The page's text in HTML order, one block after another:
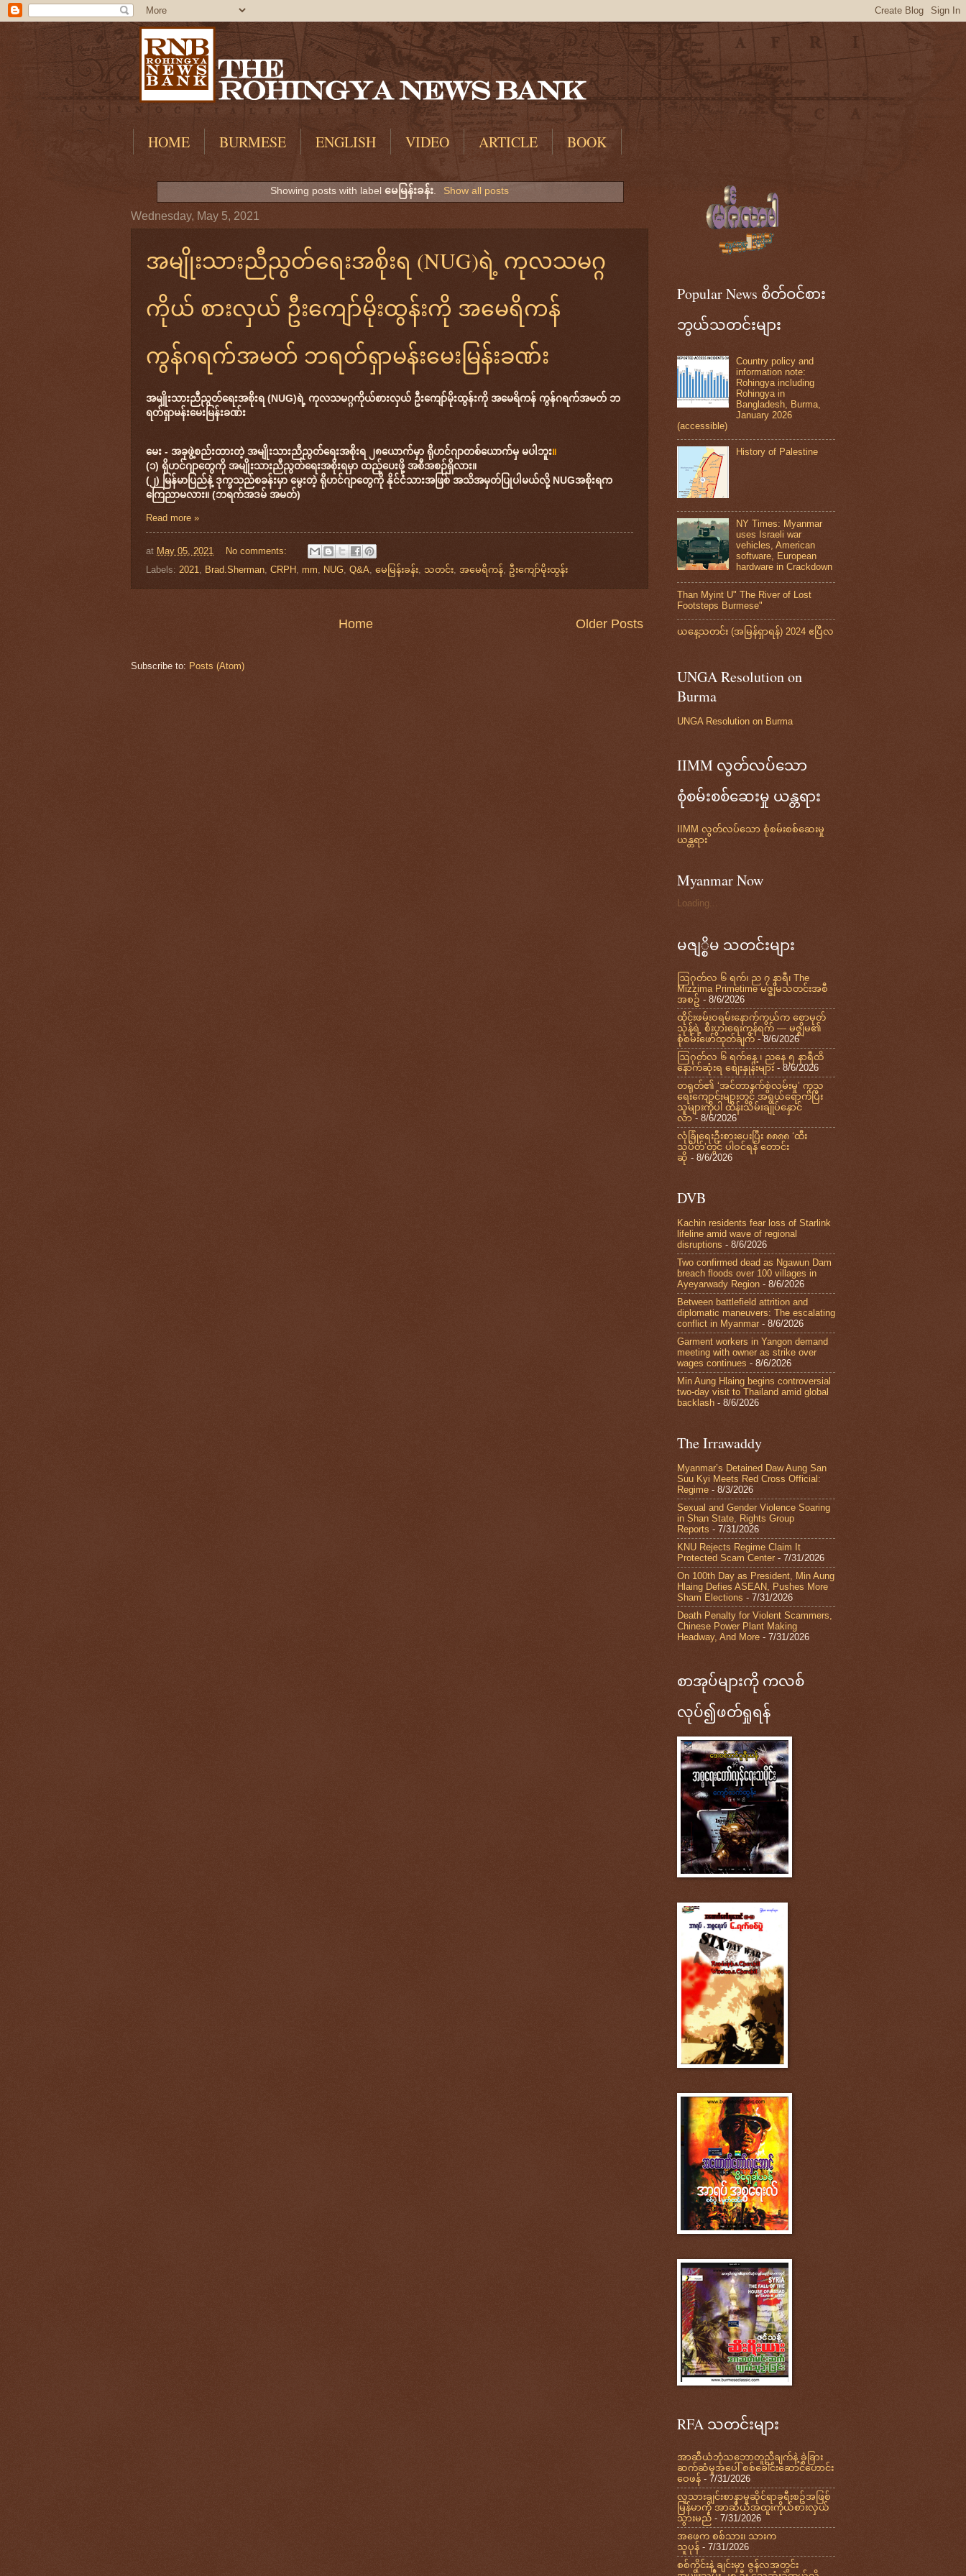
HOME BURMESE ENGLISH VIDEO ARTICLE BOOK
Showing posts with labelမေမြန်းခန်း. Show all posts
Wednesday, May 5, 2021
အမျိုးသားညီညွတ်ရေးအစိုးရ (NUG)ရဲ့ ကုလသမဂ္ဂ
ကိုယ် စားလှယ် ဦးကျော်မိုးထွန်းကို အမေရိကန်
ကွန်ဂရက်အမတ် ဘရတ်ရှာမန်းမေးမြန်းခဏ်း
အမျိုးသားညီညွတ်ရေးအစိုးရ (NUG)ရဲ့ ကုလသမဂ္ဂကိုယ်စားလှယ် ဦးကျော်မိုးထွန်းကို အမေရိကန် ကွန်ဂရက်အမတ် ဘ
ရတ်ရှာမန်းမေးမြန်းခဏ်း
မေး - အခုဖွဲ့စည်းထားတဲ့ အမျိုးသားညီညွတ်ရေးအစိုးရ ၂၈ယောက်မှာ ရိုဟင်ဂျာတစ်ယောက်မှ မပါဘူး။
(၁) ရိုဟင်ဂျာတွေကို အမျိုးသားညီညွတ်ရေးအစိုးရမှာ ထည့်ပေးဖို့ အစီအစဉ်ရှိလား။
(၂) မြန်မာပြည်နဲ့ ဒုက္ခသည်စခန်းမှာ မွေးတဲ့ ရိုဟင်ဂျာတွေကို နိုင်ငံသားအဖြစ် အသိအမှတ်ပြုပါမယ်လို့ NUGအစိုးရက
ကြေညာမလား။ (ဘရက်အဒမ် အမတ်)
Read more »
at May 05, 2021
No comments:
Labels: 2021, Brad.Sherman, CRPH , mm, NUG, Q&A, မေမြန်းခန်း, သတင်း, အမေရိကန်, ဦးကျော်မိုးထွန်း
Older Posts
Home
Subscribe to: Posts (Atom)
Popular News စိတ်ဝင်စား
ဘွယ်သတင်းများ
Country policy and
information note:
Rohingya including
Rohingya in
Bangladesh, Burma,
January 2026
(accessible)
History of Palestine
NY Times: Myanmar
uses Israeli war
vehicles, American
software, European
hardware in Crackdown
Than Myint U" The River of Lost
Footsteps Burmese"
ယနေ့သတင်း (အမြန်ရှာရန်) 2024 ဧပြီလ
UNGA Resolution on
Burma
UNGA Resolution on Burma
IIMM လွတ်လပ်သော
စုံစမ်းစစ်ဆေးမှု ယန္တရား
IIMM လွတ်လပ်သော စုံစမ်းစစ်ဆေးမှု
ယန္တရား
Myanmar Now
Loading...
မဇျ္စိမ သတင်းများ
ဩဂုတ်လ ၆ ရက်၊ ည ၇ နာရီ၊ The
Mizzima Primetime မဇ္စျိမသတင်းအစီ
အစဥ် - 8/6/2026
ထိုင်းဖမ်းဝရမ်းနောက်ကွယ်က စောမုတ်
သုန်ရဲ့ စီးပွားရေးကွန်ရက် — မဇ္ဈိမ၏
စုံစမ်းဖော်ထုတ်ချက်- 8/6/2026
ဩဂုတ်လ ၆ ရက်နေ့ ၊ ညနေ ၅ နာရီထိ
နောက်ဆုံးရ စျေးနှုန်းများ - 8/6/2026
တရုတ်၏ ‘အင်တာနက်စွဲလမ်းမှု’ ကုသ
ရေးကျောင်းများတွင် အရွယ်ရောက်ပြီး
သူများကိုပါ ထိန်းသိမ်းချုပ်နှောင်
လာ - 8/6/2026
လုံခြုံရေးဦးစားပေးပြီး ၈၈၈၈ ‘ထီး
သပိတ်’တွင် ပါဝင်ရန် တောင်း
ဆို - 8/6/2026
DVB
Kachin residents fear loss of Starlink
lifeline amid wave of regional
disruptions - 8/6/2026
Two confirmed dead as Ngawun Dam
breach floods over 100 villages in
Ayeyarwady Region - 8/6/2026
Between battlefield attrition and
diplomatic maneuvers: The escalating
conflict in Myanmar - 8/6/2026
Garment workers in Yangon demand
meeting with owner as strike over
wages continues - 8/6/2026
Min Aung Hlaing begins controversial
two-day visit to Thailand amid global
backlash - 8/6/2026
The Irrawaddy
Myanmar’s Detained Daw Aung San
Suu Kyi Meets Red Cross Official:
Regime - 8/3/2026
Sexual and Gender Violence Soaring
in Shan State, Rights Group
Reports - 7/31/2026
KNU Rejects Regime Claim It
Protected Scam Center - 7/31/2026
On 100th Day as President, Min Aung
Hlaing Defies ASEAN, Pushes More
Sham Elections - 7/31/2026
Death Penalty for Violent Scammers,
Chinese Power Plant Making
Headway, And More - 7/31/2026
စာအုပ်များကို ကလစ်
လုပ်၍ဖတ်ရှုရန်
RFA သတင်းများ
အာဆီယံဘုံသဘောတူညီချက်နဲ့ ခွဲခြား
ဆက်ဆံမှုအပေါ် စစ်ခေါင်းဆောင်ဟောင်း
ဝေဖန် - 7/31/2026
လူသားချင်းစာနာမှုဆိုင်ရာခရီးစဥ်အဖြစ်
မြန်မာကို အာဆီယံအထူးကိုယ်စားလှယ်
သွားမည် - 7/31/2026
အဖေက စစ်သား၊ သားက
သူပုန် - 7/31/2026
စစ်ကိုင်းနဲ့ ချင်းမှာ ဇွန်လအတွင်း